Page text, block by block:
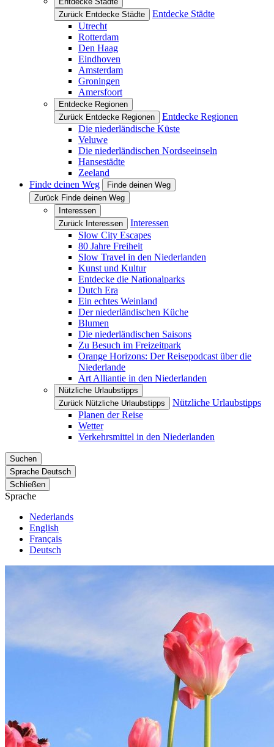
Zurück Entdecke Städte
Entdecke Städte
Utrecht
Rotterdam
Den Haag
Eindhoven
Amsterdam
Groningen
Amersfoort
Entdecke Regionen
Zurück Entdecke Regionen
Entdecke Regionen
Die niederländische Küste
Veluwe
Die niederländischen Nordseeinseln
Hansestädte
Zeeland
Finde deinen Weg
Finde deinen Weg
Zurück Finde deinen Weg
Interessen
Zurück Interessen
Interessen
Slow City Escapes
80 Jahre Freiheit
Slow Travel in den Niederlanden
Kunst und Kultur
Entdecke die Nationalparks
Dutch Era
Ein echtes Weinland
Der niederländischen Küche
Blumen
Die niederländischen Saisons
Zu Besuch im Freizeitpark
Orange Horizons: Der Reisepodcast über die
Niederlande
Art Alliantie in den Niederlanden
Nützliche Urlaubstipps
Zurück Nützliche Urlaubstipps
Nützliche Urlaubstipps
Planen der Reise
Wetter
Verkehrsmittel in den Niederlanden
Suchen
Sprache Deutsch
Schließen
Sprache
Nederlands
English
Français
Deutsch